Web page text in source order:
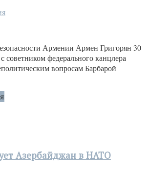
Армении Армен Григорян 30
советником федерального канцлера
вопросам Барбарой
Азербайджан в НАТО